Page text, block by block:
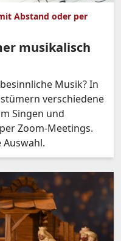
Abstand oder per
musikalisch
Musik? In
verschiedene
Singen und
Zoom-Meetings.